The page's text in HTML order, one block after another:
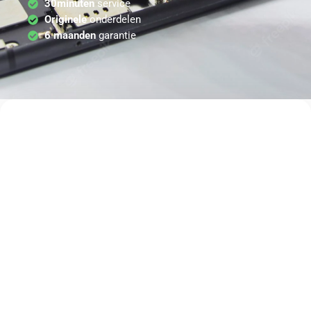
30minutenservice
Origineleonderdelen
6 maandengarantie